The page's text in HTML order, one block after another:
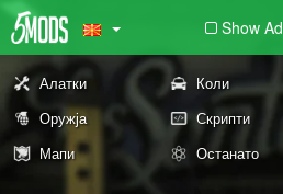
Show
Алатки Коли
Оружја
Скрипти
Мапи
Останато